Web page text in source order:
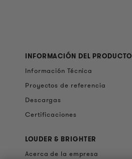
INFORMACIÓN DEL PRODUCTO
Información Técnica
Proyectos de referencia
Descargas
Certificaciones
LOUDER & BRIGHTER
Acerca de la empresa